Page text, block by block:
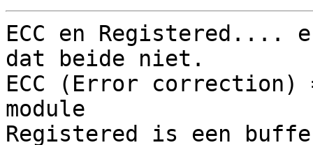
ECC en Registered....
dat beide niet.
ECC (Error correction)
module
Registered is een